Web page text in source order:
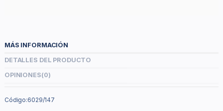
MÁS INFORMACIÓN
DETALLES DEL PRODUCTO
OPINIONES(0)
Código:6029/147